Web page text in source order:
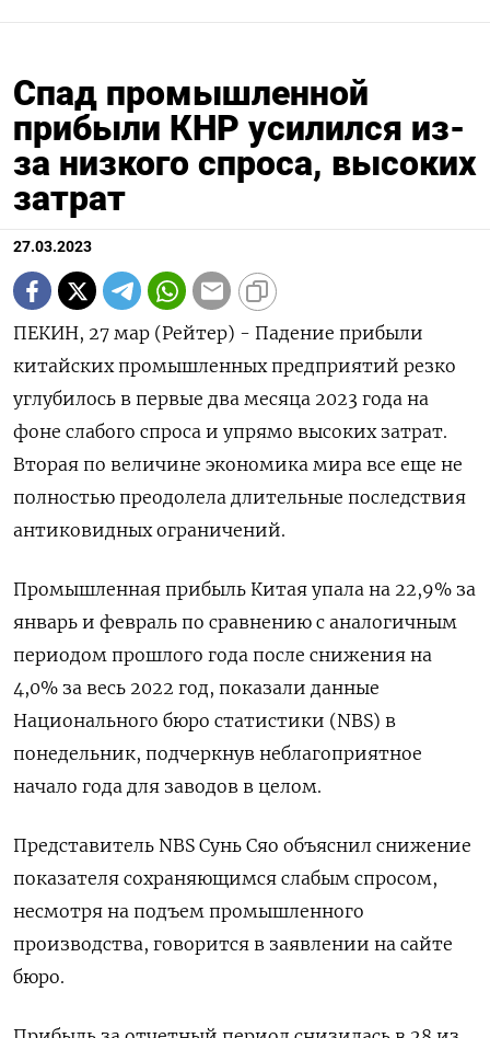
Спад промышленной
прибыли КНР усилился из-
за низкого спроса, высоких
затрат
27.03.2023
ПЕКИН, 27 мар (Рейтер) - Падение прибыли
китайских промышленных предприятий резко
углубилось в первые два месяца 2023 года на
фоне слабого спроса и упрямо высоких затрат.
Вторая по величине экономика мира все еще не
полностью преодолела длительные последствия
антиковидных ограничений.
Промышленная прибыль Китая упала на 22,9% за
январь и февраль по сравнению с аналогичным
периодом прошлого года после снижения на
4,0% за весь 2022 год, показали данные
Национального бюро статистики (NBS) в
понедельник, подчеркнув неблагоприятное
начало года для заводов в целом.
Представитель NBS Сунь Сяо объяснил снижение
показателя сохраняющимся слабым спросом,
несмотря на подъем промышленного
производства, говорится в заявлении на сайте
бюро.